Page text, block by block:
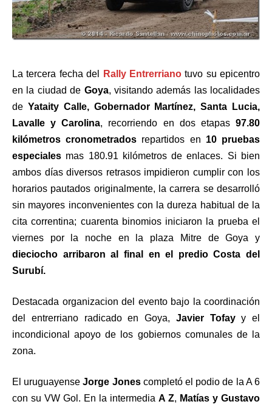
La tercera fecha del Rally Entrerrianotuvo su epicentro
en la ciudad de Goya, visitando además las localidades
de Yataity Calle, Gobernador Martínez, Santa Lucia,
Lavalle y Carolina, recorriendo en dos etapas97.80
kilómetros cronometrados repartidos en 10 pruebas
especiales mas 180.91 kilómetros de enlaces. Si bien
ambos días diversos retrasos impidieron cumplir con los
horarios pautados originalmente, la carrera se desarrolló
sin mayores inconvenientes con la dureza habitual de la
cita correntina; cuarenta binomios iniciaron la prueba el
viernes por la noche en la plaza Mitre de Goya y
dieciocho arribaron al final en el predio Costa del
Surubí.
Destacada organizacion del evento bajo la coordinación
del entrerriano radicado en Goya, Javier Tofayy el
incondicional apoyo de los gobiernos comunales de la
zona.
El uruguayenseJorge Jonescompletó el podio de la A 6
con su VW Gol. En la intermedia A Z, Matías y Gustavo